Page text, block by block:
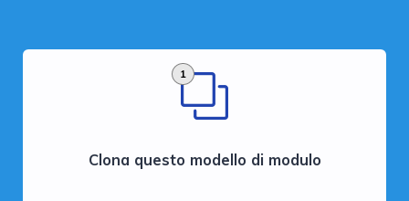
1
Clona questo modello di modulo